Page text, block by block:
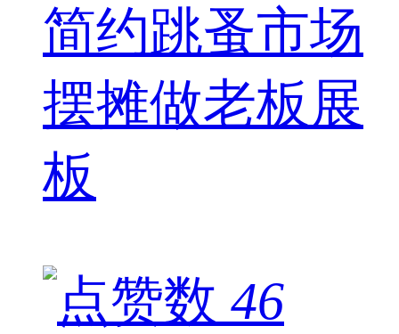
简约跳蚤市场
摆摊做老板展
板
46